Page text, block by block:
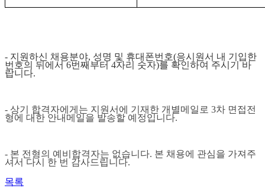
- 지원하신 채용분야, 성명 및 휴대폰번호(응시원서 내 기입한
번호의 뒤에서6번째부터 4자리 숫자)를 확인하여 주시기 바
랍니다.
- 상기 합격자에게는 지원서에 기재한 개별메일로 3차 면접전
형에 대한 안내메일을 발송할 예정입니다.
- 본 전형의 예비합격자는 없습니다. 본 채용에 관심을 가져주
셔서 다시 한 번 감사드립니다.
목록